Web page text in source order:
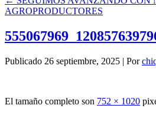
AGROPRODUCTORES
Publicado 26 septiembre, 2025 | Por
El tamaño completo son 752 × 1020